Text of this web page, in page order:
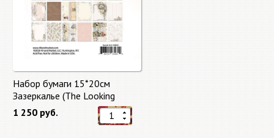
Набор бумаги 15*20см
Зазеркалье (The Looking
Glass) 27 листов от 49 Market
1 250 руб.